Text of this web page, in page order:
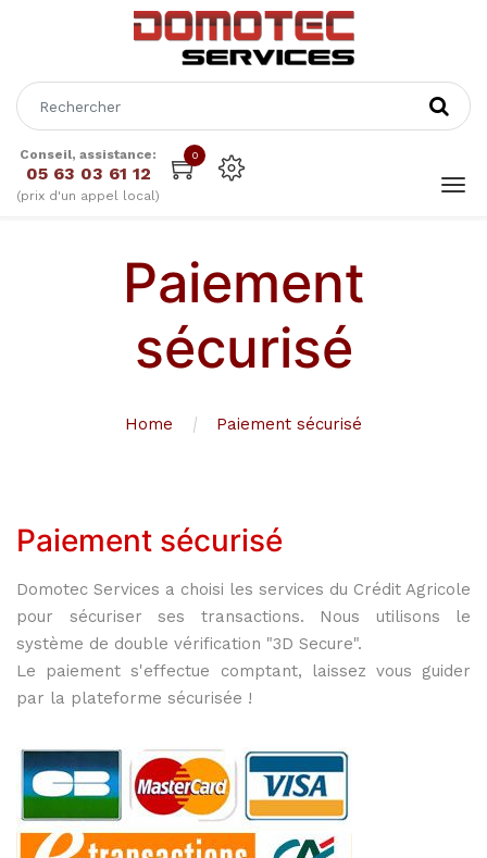
Conseil, assistance:
05 63 03 61 12
(prix d'un appel local)
0
Paiement
sécurisé
Home Paiement sécurisé
Paiement sécurisé
Domotec Services a choisi les services du Crédit Agricole
pour sécuriser ses transactions. Nous utilisons le
système de double vérification "3D Secure".
Le paiement s'effectue comptant, laissez vous guider
par la plateforme sécurisée !